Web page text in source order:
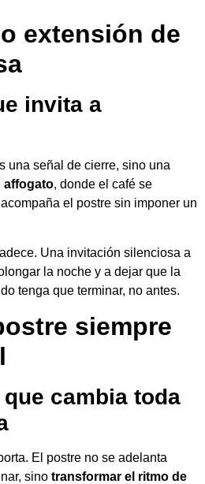
extensión de
invita a
una señal de cierre, sino una
affogato, donde el café se
el postre sin imponer un
Una invitación silenciosa a
la noche y a dejar que la
tenga que terminar, no antes.
siempre
cambia toda
El postre no se adelanta
sino transformar el ritmo de